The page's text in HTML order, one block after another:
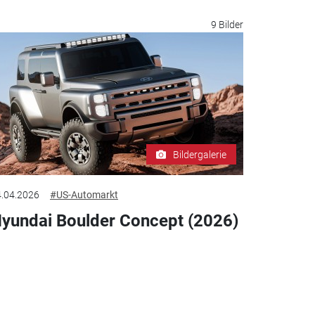
9 Bilder
Bildergalerie
#US-Automarkt
Boulder Concept (2026)